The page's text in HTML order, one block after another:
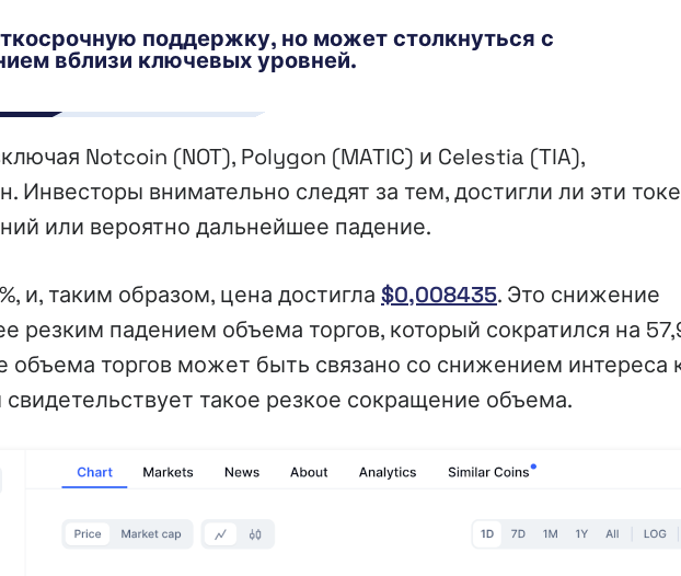
поддержку, но может столкнуться с
вблизи ключевых уровней.
Notcoin (NOT), Polygon (MATIC) и Celestia (TIA),
Инвесторы внимательно следят за тем, достигли ли эти
или вероятно дальнейшее падение.
и, таким образом, цена достигла $0,008435. Это снижение
резким падением объема торгов, который сократился на
объема торгов может быть связано со снижением интереса
такое резкое сокращение объема.